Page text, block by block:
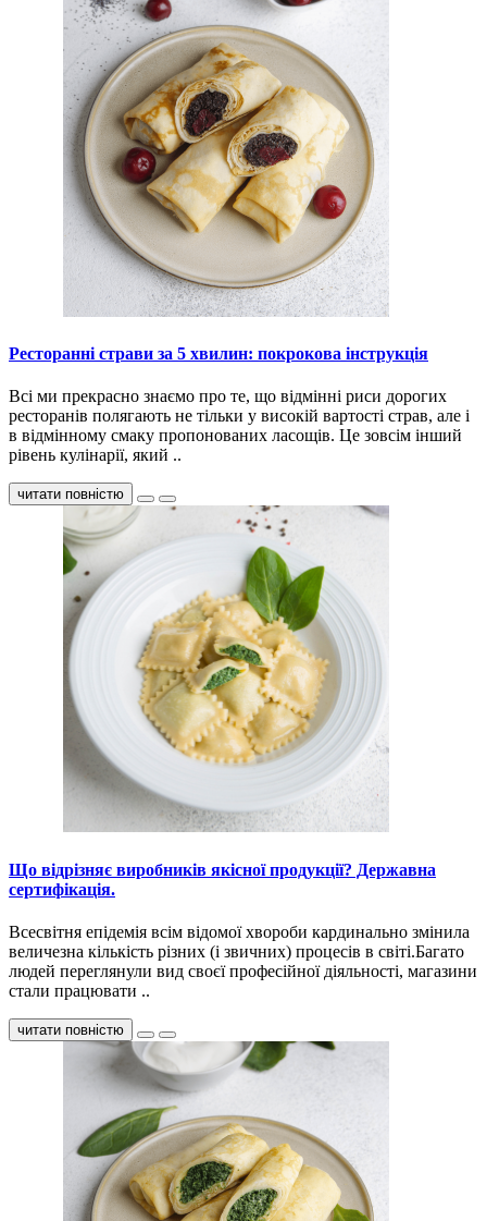
Ресторанні страви за 5 хвилин: покрокова інструкція
Всі ми прекрасно знаємо про те, що відмінні риси дорогих
ресторанів полягають не тільки у високій вартості страв, але і
в відмінному смаку пропонованих ласощів. Це зовсім інший
рівень кулінарії, який ..
читати повністю
Що відрізняє виробників якісної продукції? Державна
сертифікація.
Всесвітня епідемія всім відомої хвороби кардинально змінила
величезна кількість різних (і звичних) процесів в світі.Багато
людей переглянули вид своєї професійної діяльності, магазини
стали працювати ..
читати повністю